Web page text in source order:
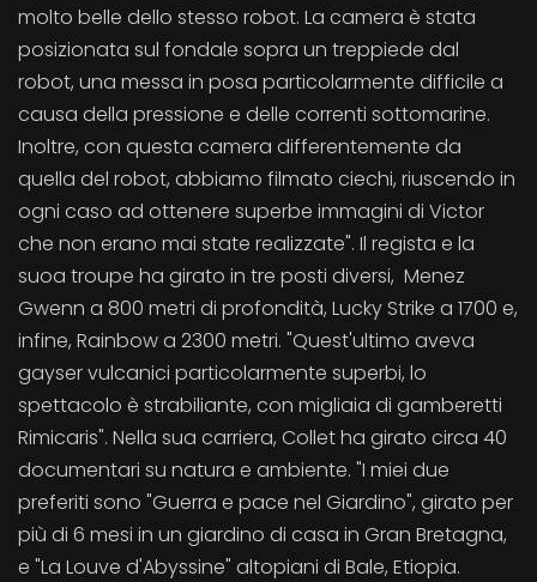
molto belle dello stesso robot. La camera è stata
posizionata sul fondale sopra un treppiede dal
robot, una messa in posa particolarmente difficile a
causa della pressione e delle correnti sottomarine.
Inoltre, con questa camera differentemente da
quella del robot, abbiamo filmato ciechi, riuscendo in
ogni caso ad ottenere superbe immagini di Victor
che non erano mai state realizzate". Il regista e la
suoa troupe ha girato in tre posti diversi, Menez
Gwenn a 800 metri di profondità, Lucky Strike a 1700 e,
infine, Rainbow a 2300 metri. "Quest'ultimo aveva
gayser vulcanici particolarmente superbi, lo
spettacolo è strabiliante, con migliaia di gamberetti
Rimicaris". Nella sua carriera, Collet ha girato circa 40
documentari su natura e ambiente. "I miei due
preferiti sono "Guerra e pace nel Giardino", girato per
più di 6 mesi in un giardino di casa in Gran Bretagna,
e "La Louve d'Abyssine" altopiani di Bale, Etiopia.